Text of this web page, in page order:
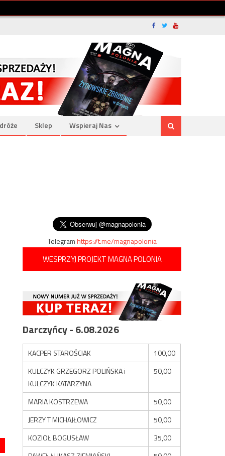
Sklep Wspieraj Nas
Telegramhttps://t.me/magnapolonia
WESPRZYJ PROJEKT MAGNA POLONIA
Darczyńcy - 6.08.2026
KACPER STAROŚCIAK
100,00
KULCZYK GRZEGORZ POLIŃSKA i
KULCZYK KATARZYNA
50,00
MARIA KOSTRZEWA
50,00
JERZY T MICHAJŁOWICZ
50,00
KOZIOŁ BOGUSŁAW
35,00